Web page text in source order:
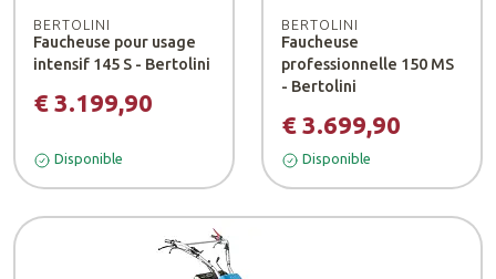
BERTOLINI
Faucheuse pour usage
intensif 145 S - Bertolini
€ 3.199,90
Disponible
BERTOLINI
Faucheuse
professionnelle 150 MS
- Bertolini
€ 3.699,90
Disponible